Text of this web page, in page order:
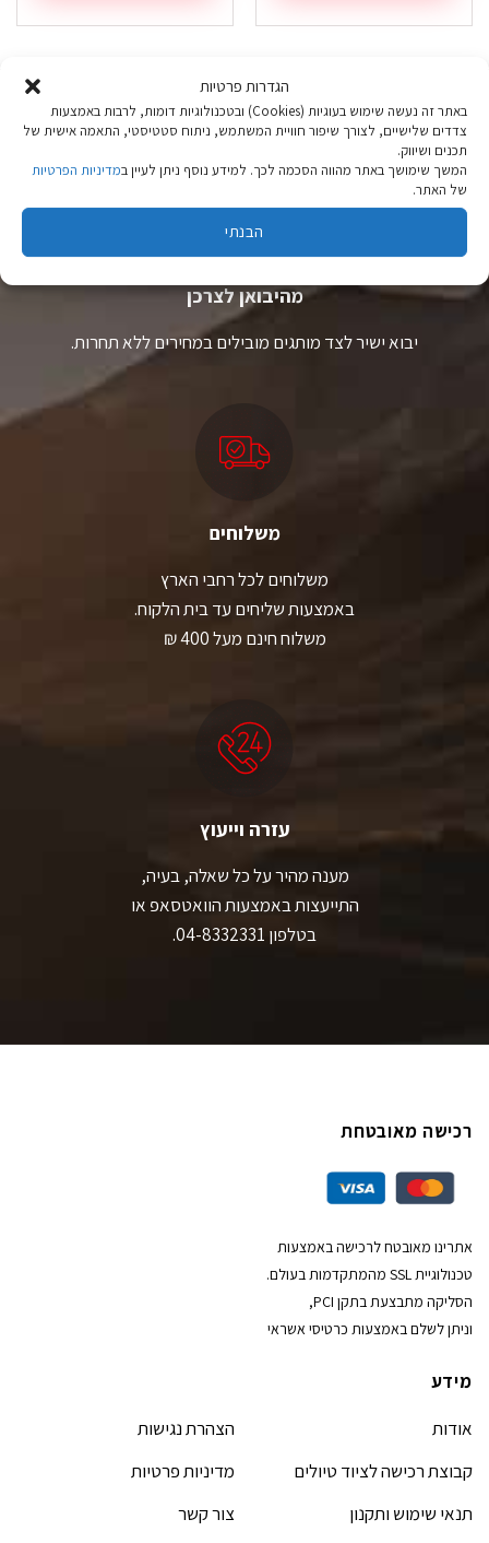
הגדרות פרטיות
באתר זה נעשה שימוש בעוגיות (Cookies) ובטכנולוגיות דומות, לרבות באמצעות
צדדים שלישיים, לצורך שיפור חוויית המשתמש, ניתוח סטטיסטי, התאמה אישית של
תכנים ושיווק.
המשך שימושך באתר מהווה הסכמה לכך. למידע נוסף ניתן לעיין במדיניות הפרטיות
של האתר.
הבנתי
ציוד טיולים
מהיבואן לצרכן
יבוא ישיר לצד מותגים מובילים במחירים ללא תחרות.
משלוחים
משלוחים לכל רחבי הארץ
באמצעות שליחים עד בית הלקוח.
משלוח חינם מעל 400 ₪
עזרה וייעוץ
מענה מהיר על כל שאלה, בעיה,
התייעצות באמצעות הוואטסאפ או
בטלפון 04-8332331.
רכישה מאובטחת
אתרינו מאובטח לרכישה באמצעות
טכנולוגיית SSL מהמתקדמות בעולם.
הסליקה מתבצעת בתקן PCI,
וניתן לשלם באמצעות כרטיסי אשראי
מידע
אודות
קבוצת רכישה לציוד טיולים
תנאי שימוש ותקנון
הצהרת נגישות
מדיניות פרטיות
צור קשר